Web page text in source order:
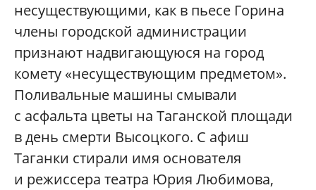
несуществующими, как в пьесе Горина
члены городской администрации
признают надвигающуюся на город
комету «несуществующим предметом».
Поливальные машины смывали
с асфальта цветы на Таганской площади
в день смерти Высоцкого. С афиш
Таганки стирали имя основателя
и режиссера театра Юрия Любимова,